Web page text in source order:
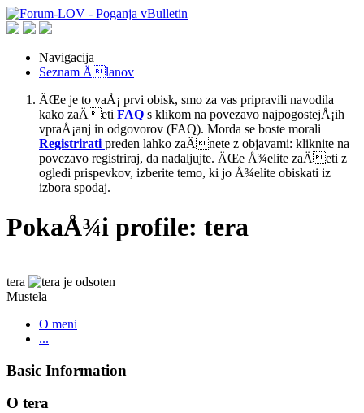
Navigacija
Seznam Älanov
ÄŒe je to vaÅ¡ prvi obisk, smo za vas pripravili navodila
kako zaÄeti FAQ s klikom na povezavo najpogostejÅ¡ih
vpraÅ¡anj in odgovorov (FAQ). Morda se boste morali
Registrirati preden lahko zaÄnete z objavami: kliknite na
povezavo registriraj, da nadaljujte. ÄŒe Å¾elite zaÄeti z
ogledi prispevkov, izberite temo, ki jo Å¾elite obiskati iz
izbora spodaj.
PokaÅ¾i profile: tera
tera
Mustela
O meni
...
Basic Information
O tera